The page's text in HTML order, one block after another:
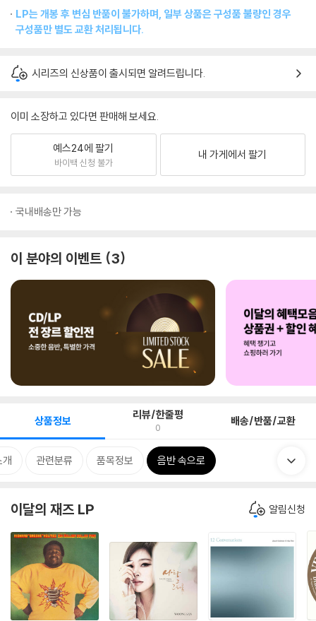
LP는 개봉 후 변심 반품이 불가하며, 일부 상품은 구성품 불량인 경우
구성품만 별도 교환 처리됩니다.
시리즈의 신상품이 출시되면 알려드립니다.
이미 소장하고 있다면 판매해 보세요.
예스24에 팔기
바이백 신청 불가
내 가게에서 팔기
국내배송만 가능
이 분야의 이벤트 3
상품정보 리뷰/한줄평
0 배송/반품/교환
개 관련분류 품목정보 음반 속으로
이달의 재즈 LP 알림신청